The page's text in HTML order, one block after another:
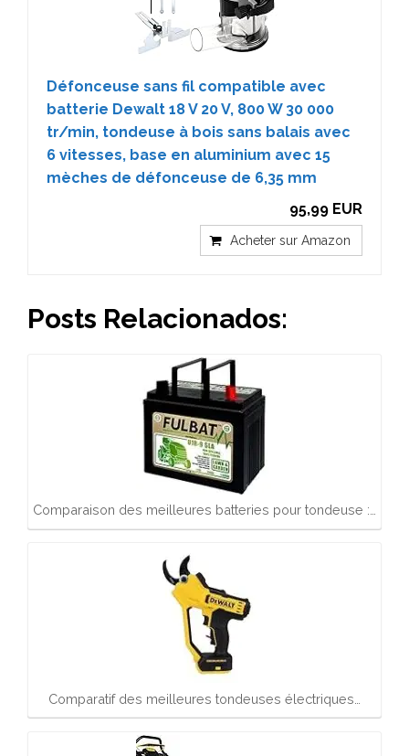
Défonceuse sans fil compatible avec
batterie Dewalt 18 V 20 V, 800 W 30 000
tr/min, tondeuse à bois sans balais avec
6 vitesses, base en aluminium avec 15
mèches de défonceuse de 6,35 mm
95,99 EUR
Acheter sur Amazon
Posts Relacionados:
Comparaison des meilleures batteries pour tondeuse :…
Comparatif des meilleures tondeuses électriques…